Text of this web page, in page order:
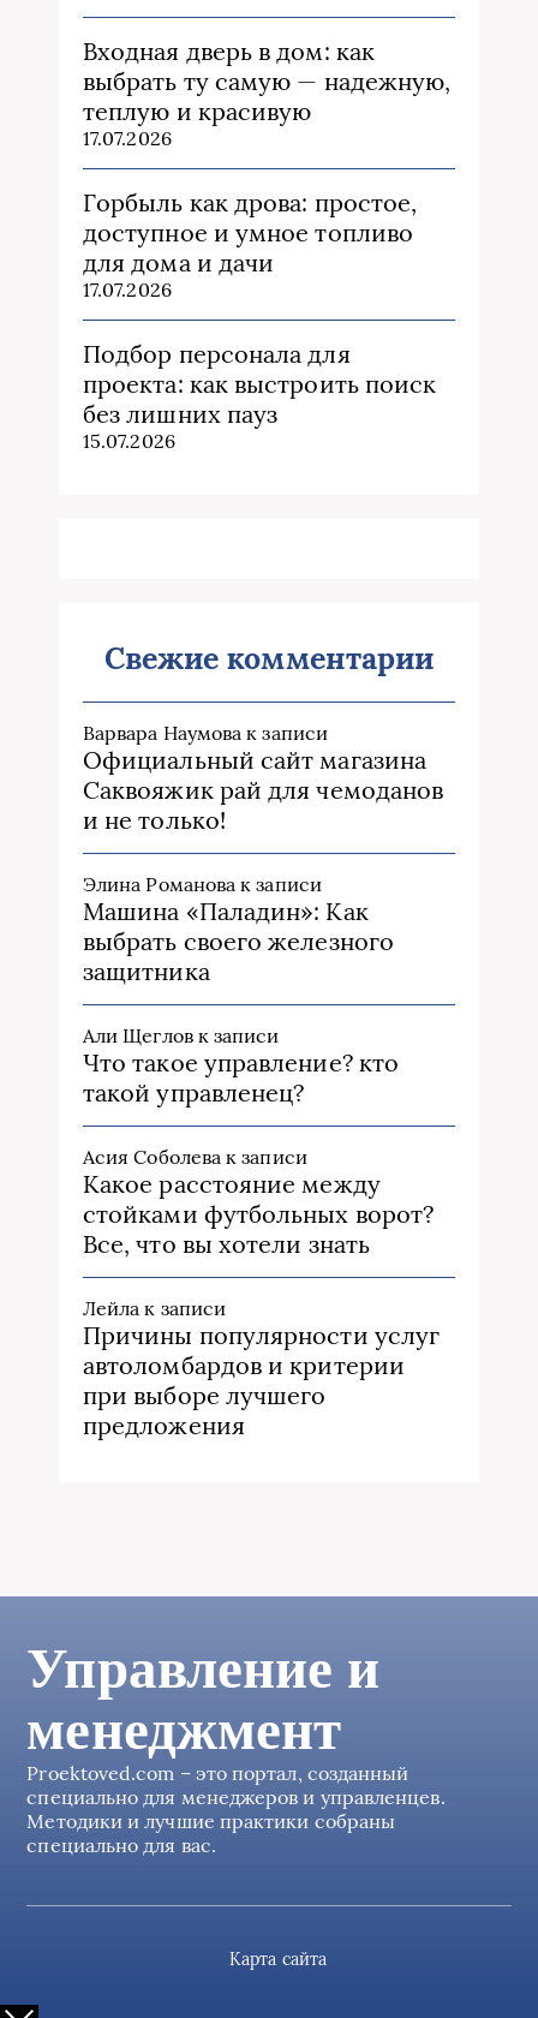
Входная дверь в дом: как
выбрать ту самую — надежную,
теплую и красивую
17.07.2026
Горбыль как дрова: простое,
доступное и умное топливо
для дома и дачи
17.07.2026
Подбор персонала для
проекта: как выстроить поиск
без лишних пауз
15.07.2026
Свежие комментарии
Варвара Наумова к записи
Официальный сайт магазина
Саквояжик рай для чемоданов
и не только!
Элина Романова к записи
Машина «Паладин»: Как
выбрать своего железного
защитника
Али Щегловк записи
Что такое управление? кто
такой управленец?
Асия Соболева к записи
Какое расстояние между
стойками футбольных ворот?
Все, что вы хотели знать
Лейла к записи
Причины популярности услуг
автоломбардов и критерии
при выборе лучшего
предложения
Управление и
менеджмент
Proektoved.com – это портал, созданный
специально для менеджеров и управленцев.
Методики и лучшие практики собраны
специально для вас.
Карта сайта